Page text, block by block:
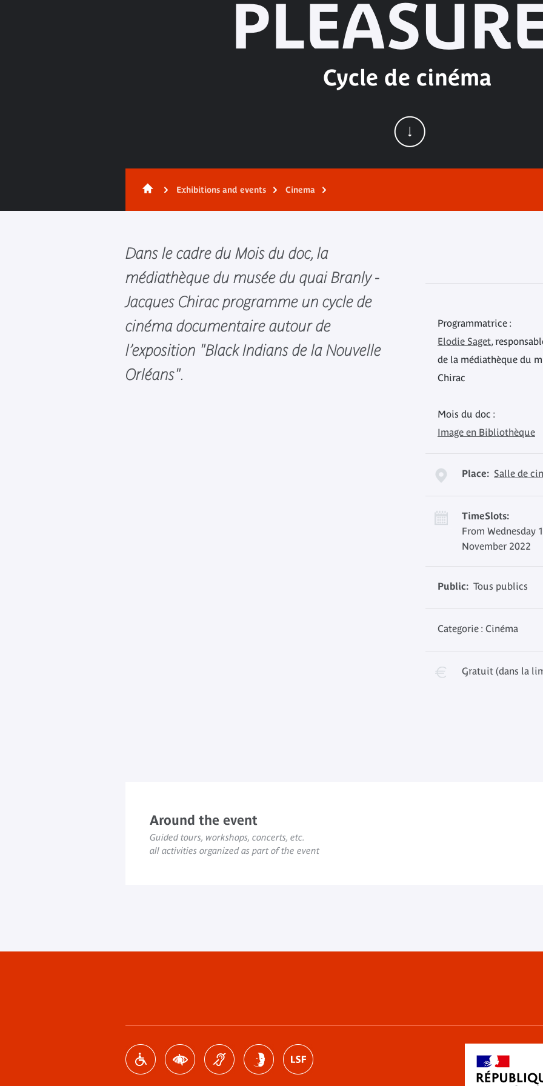
Cycle de cinéma
Exhibitions and events Cinema
Dans le cadre du Mois du doc, la
médiathèque du musée du quai Branly -
Jacques Chirac programme un cycle de
cinéma documentaire autour de
l’exposition "Black Indians de la Nouvelle
Orléans".
Programmatrice :
Elodie Saget,
de la médiathèque du
Chirac
Mois du doc :
Image en Bibliothèque
Place: Salle de
TimeSlots:
From Wednesday
November 2022
Public: Tous publics
Categorie : Cinéma
Gratuit (dans la
Around the event
Guided tours, workshops, concerts, etc.
all activities organized as part of the event
menu